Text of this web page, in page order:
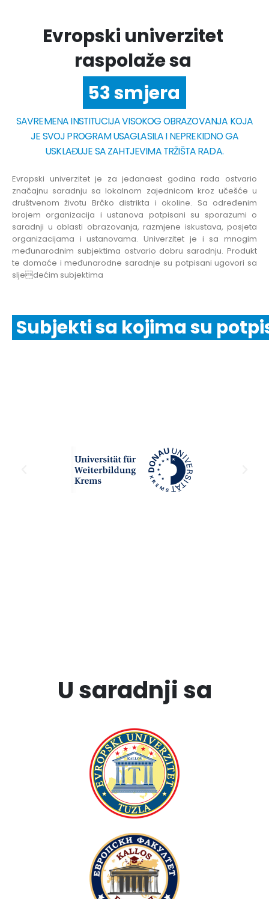
Evropski univerzitet
raspolaže sa
6 fakulteta
53 smjera
SAVREMENA INSTITUCIJA VISOKOG OBRAZOVANJA KOJA
JE SVOJ PROGRAM USAGLASILA I NEPREKIDNO GA
USKLAĐUJE SA ZAHTJEVIMA TRŽIŠTA RADA.
Evropski univerzitet je za jedanaest godina rada ostvario
značajnu saradnju sa lokalnom zajednicom kroz učešće u
društvenom životu Brčko distrikta i okoline. Sa određenim
brojem organizacija i ustanova potpisani su sporazumi o
saradnji u oblasti obrazovanja, razmjene iskustava, posjeta
organizacijama i ustanovama. Univerzitet je i sa mnogim
međunarodnim subjektima ostvario dobru saradnju. Produkt
te domaće i međunarodne saradnje su potpisani ugovori sa
sljedećim subjektima
Subjekti sa kojima su
U saradnji sa